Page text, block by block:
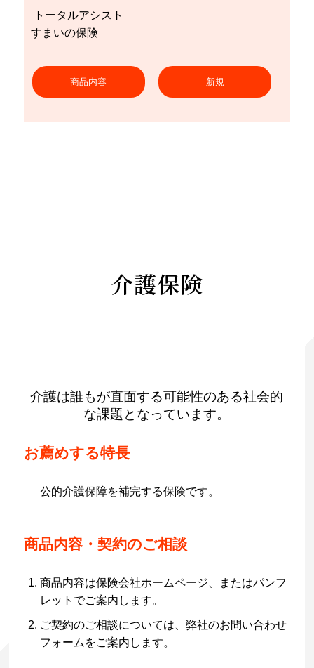
トータルアシスト
すまいの保険
商品内容 新規
介護保険
介護は誰もが直面する可能性のある社会的
な課題となっています。
お薦めする特長
公的介護保障を補完する保険です。
商品内容・契約のご相談
商品内容は保険会社ホームページ、またはパンフ
レットでご案内します。
ご契約のご相談については、弊社のお問い合わせ
フォームをご案内します。